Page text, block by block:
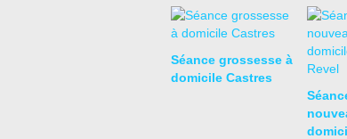
Séance grossesse à
domicile Castres